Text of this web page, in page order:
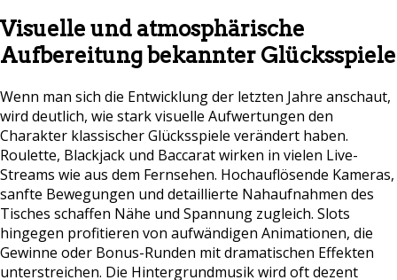
Visuelle und atmosphärische
Aufbereitung bekannter Glücksspiele
Wenn man sich die Entwicklung der letzten Jahre anschaut,
wird deutlich, wie stark visuelle Aufwertungen den
Charakter klassischer Glücksspiele verändert haben.
Roulette, Blackjack und Baccarat wirken in vielen Live-
Streams wie aus dem Fernsehen. Hochauflösende Kameras,
sanfte Bewegungen und detaillierte Nahaufnahmen des
Tisches schaffen Nähe und Spannung zugleich. Slots
hingegen profitieren von aufwändigen Animationen, die
Gewinne oder Bonus-Runden mit dramatischen Effekten
unterstreichen. Die Hintergrundmusik wird oft dezent